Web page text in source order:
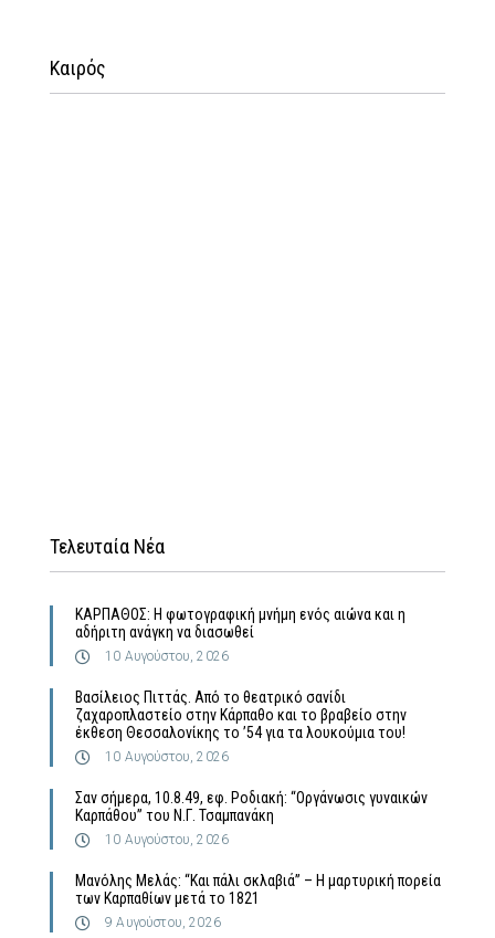
Καιρός
Τελευταία Νέα
ΚΑΡΠΑΘΟΣ: Η φωτογραφική μνήμη ενός αιώνα και η
αδήριτη ανάγκη να διασωθεί
10 Αυγούστου, 2026
Βασίλειος Πιττάς. Από το θεατρικό σανίδι
ζαχαροπλαστείο στην Κάρπαθο και το βραβείο στην
έκθεση Θεσσαλονίκης το ’54 για τα λουκούμια του!
10 Αυγούστου, 2026
Σαν σήμερα, 10.8.49, εφ. Ροδιακή: “Οργάνωσις γυναικών
Καρπάθου” του Ν.Γ. Τσαμπανάκη
10 Αυγούστου, 2026
Μανόλης Μελάς: “Και πάλι σκλαβιά” – Η μαρτυρική πορεία
των Καρπαθίων μετά το 1821
9 Αυγούστου, 2026